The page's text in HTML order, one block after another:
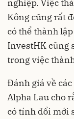
nghiệp. Việc
Kông cũng rất
có thể thành
InvestHK cũng
trong việc
Đánh giá về
Alpha Lau cho
có tính đổi mới